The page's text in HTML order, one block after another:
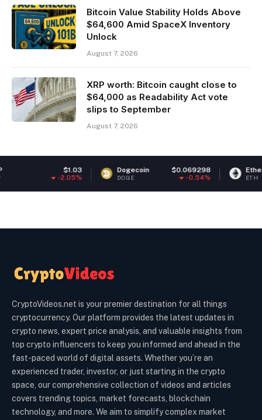
Bitcoin Value Stability Holds Above
$64,600 Amid SpaceX Inventory
Unlock
August 7, 2026
XRP worth: Bitcoin caught close to
$64,000 as Readability Act vote
slips to September
August 7, 2026
Dogecoin $0.069298
DOGE -0.54%
Ethereum
ETH -
CryptoVideos.net is your premier destination for all things
cryptocurrency. Our platform provides the latest updates in
crypto news, expert price analysis, and valuable insights from
top crypto influencers to keep you informed and ahead in the
fast-paced world of digital assets. Whether you’re an
experienced trader, investor, or just starting in the crypto
space, our comprehensive collection of videos and articles
covers trending topics, market forecasts, blockchain
technology, and more. We aim to simplify complex market